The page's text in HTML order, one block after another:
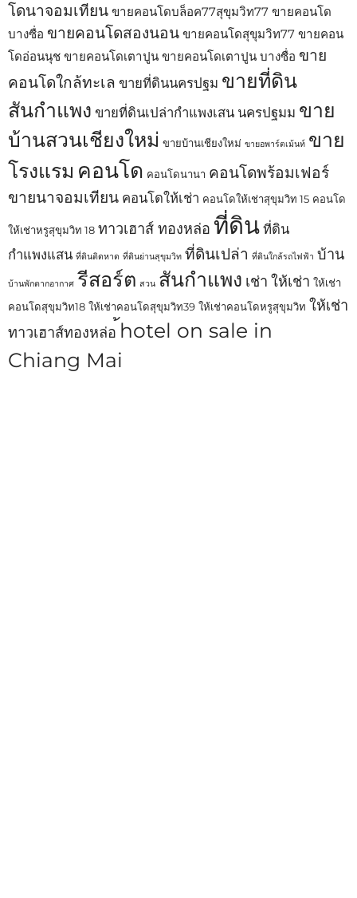
โดนาจอมเทียน ขายคอนโดบล็อค77สุขุมวิท77 ขายคอนโด
บางซื่อ ขายคอนโดสองนอน ขายคอนโดสุขุมวิท77 ขายคอน
โดอ่อนนุช ขายคอนโดเตาปูน ขายคอนโดเตาปูน บางซื่อ ขาย
คอนโดใกล้ทะเล ขายที่ดินนครปฐม ขายที่ดิน
สันกำแพง ขายที่ดินเปล่ากำแพงเสน นครปฐมม ขาย
บ้านสวนเชียงใหม่ ขายบ้านเชียงใหม่ ขายอพาร์ตเม้นท์ ขาย
โรงแรม คอนโด คอนโดนานา คอนโดพร้อมเฟอร์
ขายนาจอมเทียน คอนโดให้เช่า คอนโดให้เช่าสุขุมวิท 15 คอนโด
ให้เช่าหรูสุขุมวิท 18 ทาวเฮาส์ ทองหล่อ ที่ดิน ที่ดิน
กำแพงแสน ที่ดินติดหาด ที่ดินย่านสุขุมวิท ที่ดินเปล่า ที่ดินใกล้รถไฟฟ้า บ้าน
บ้านพักตากอากาศ รีสอร์ต สวน สันกำแพง เช่า ให้เช่า ให้เช่า
คอนโดสุขุมวิท18 ให้เช่าคอนโดสุขุมวิท39 ให้เช่าคอนโดหรูสุขุมวิท ให้เช่า
ทาวเฮาส์ทองหล่อ ้hotel on sale in
Chiang Mai